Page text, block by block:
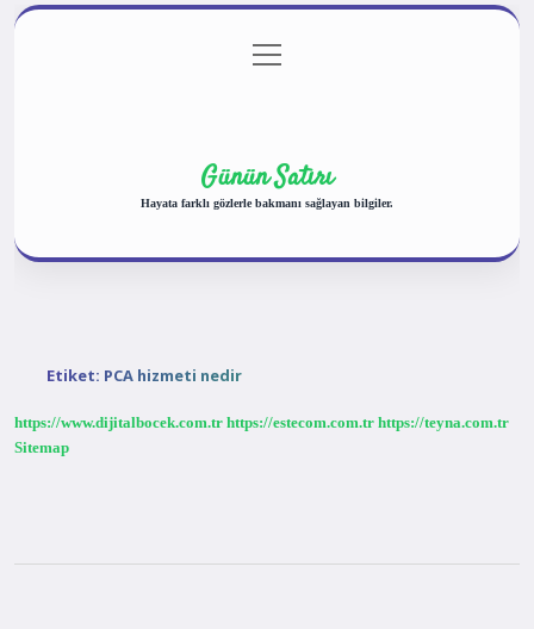
Gizlilik Politikası
menüyü
aç
Günün Satırı
Hayata farklı gözlerle bakmanı sağlayan bilgiler.
Etiket: PCA hizmeti nedir
https://www.dijitalbocek.com.tr https://estecom.com.tr https://teyna.com.tr
Sitemap